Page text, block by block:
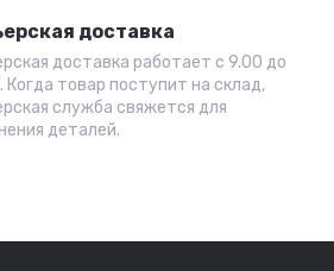
доставка
доставка работает с 9.00 до
Когда товар поступит на склад,
служба свяжется для
деталей.